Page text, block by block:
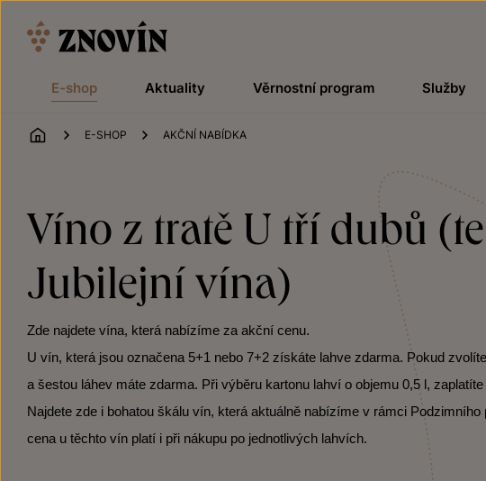
E-shop Aktuality Věrnostní program Služby
ÚVOD
E-SHOP AKČNÍ NABÍDKA
Víno z tratě U tří dubů
Jubilejní vína)
Zde najdete vína, která nabízíme za akční cenu.
U vín, která jsou označena 5+1 nebo 7+2 získáte lahve zdarma. Pokud
a šestou láhev máte zdarma. Při výběru kartonu lahví o objemu 0,5 l,
Najdete zde i bohatou škálu vín, která aktuálně nabízíme v rámci
cena u těchto vín platí i při nákupu po jednotlivých lahvích.